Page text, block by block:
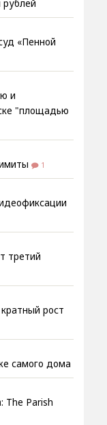
«Пенной
и
"площадью
1
третий
рост
самого дома
The Parish